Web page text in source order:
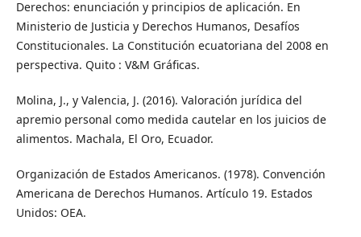
Derechos: enunciación y principios de aplicación. En
Ministerio de Justicia y Derechos Humanos, Desafíos
Constitucionales. La Constitución ecuatoriana del 2008 en
perspectiva. Quito : V&M Gráficas.
Molina, J., y Valencia, J. (2016). Valoración jurídica del
apremio personal como medida cautelar en los juicios de
alimentos. Machala, El Oro, Ecuador.
Organización de Estados Americanos. (1978). Convención
Americana de Derechos Humanos. Artículo 19. Estados
Unidos: OEA.